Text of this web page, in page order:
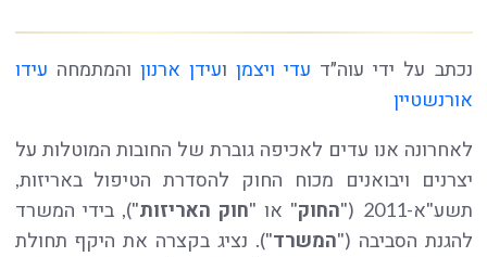
נכתב על ידי עוה״ד עדי ויצמן ועידן ארנון והמתמחה עידו
אורנשטיין
לאחרונה אנו עדים לאכיפה גוברת של החובות המוטלות על
יצרנים ויבואנים מכוח החוק להסדרת הטיפול באריזות,
תשע"א-2011 ("
החוק" או "חוק האריזות"), בידי המשרד
להגנת הסביבה ("המשרד"). נציג בקצרה את היקף תחולת